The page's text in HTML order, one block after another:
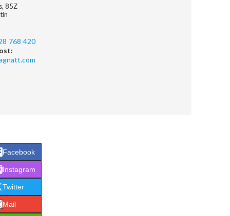
85Z
768 420
Facebook
Instagram
Twitter
Mail